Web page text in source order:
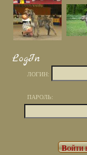
LogIn
ЛОГИН:
ПАРОЛЬ: